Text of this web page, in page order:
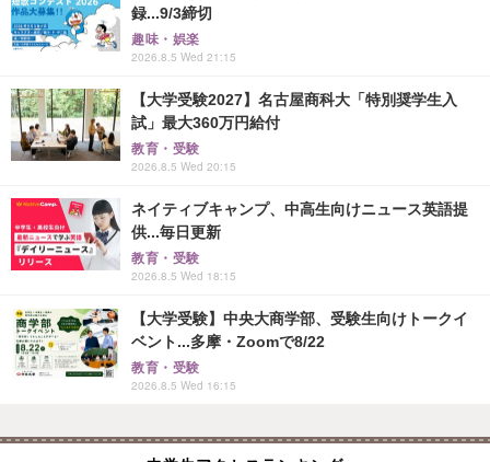
録...9/3締切
趣味・娯楽
2026.8.5 Wed 21:15
【大学受験2027】名古屋商科大「特別奨学生入
試」最大360万円給付
教育・受験
2026.8.5 Wed 20:15
ネイティブキャンプ、中高生向けニュース英語提
供...毎日更新
教育・受験
2026.8.5 Wed 18:15
【大学受験】中央大商学部、受験生向けトークイ
ベント...多摩・Zoomで8/22
教育・受験
2026.8.5 Wed 16:15